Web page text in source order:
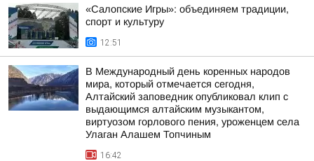
«Салопские Игры»: объединяем традиции,
спорт и культуру
12:51
В Международный день коренных народов
мира, который отмечается сегодня,
Алтайский заповедник опубликовал клип с
выдающимся алтайским музыкантом,
виртуозом горлового пения, уроженцем села
Улаган Алашем Топчиным
16:42